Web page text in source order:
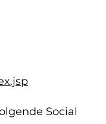
Social